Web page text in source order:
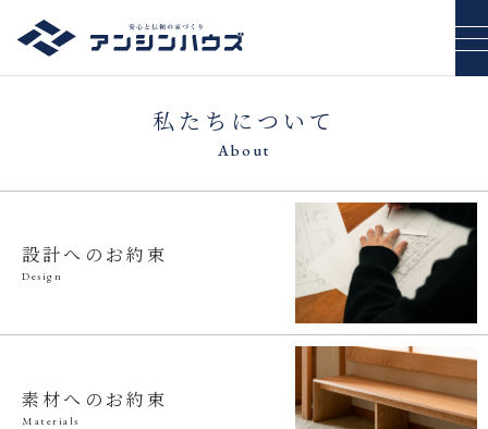
私たちについて
About
設計へのお約束
Design
素材へのお約束
Materials